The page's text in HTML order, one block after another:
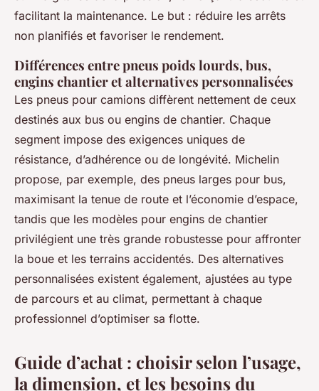
facilitant la maintenance. Le but : réduire les arrêts
non planifiés et favoriser le rendement.
Différences entre pneus poids lourds, bus,
engins chantier et alternatives personnalisées
Les pneus pour camions diffèrent nettement de ceux
destinés aux bus ou engins de chantier. Chaque
segment impose des exigences uniques de
résistance, d’adhérence ou de longévité. Michelin
propose, par exemple, des pneus larges pour bus,
maximisant la tenue de route et l’économie d’espace,
tandis que les modèles pour engins de chantier
privilégient une très grande robustesse pour affronter
la boue et les terrains accidentés. Des alternatives
personnalisées existent également, ajustées au type
de parcours et au climat, permettant à chaque
professionnel d’optimiser sa flotte.
Guide d’achat : choisir selon l’usage,
la dimension, et les besoins du